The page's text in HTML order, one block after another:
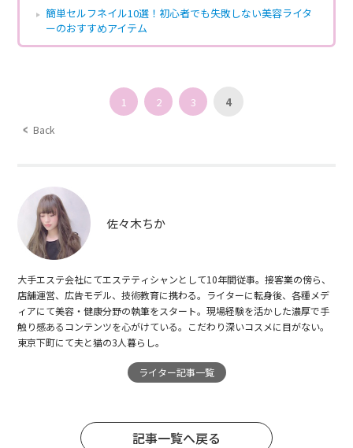
簡単セルフネイル10選！初心者でも失敗しない美容ライタ
ーのおすすめアイテム
Back
1 2 3 4
佐々木ちか
大手エステ会社にてエステティシャンとして10年間従事。接客業の傍ら、
店舗運営、広告モデル、技術教育に携わる。ライターに転身後、各種メデ
ィアにて美容・健康分野の執筆をスタート。現場経験を活かした濃厚で手
触り感あるコンテンツを心がけている。こだわり深いコスメに目がない。
東京下町にて夫と猫の3人暮らし。
ライター記事一覧
記事一覧へ戻る